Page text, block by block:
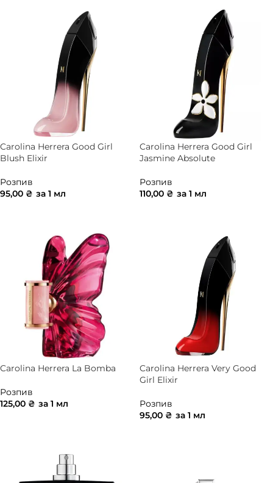
Carolina Herrera Good Girl
Blush Elixir
Розпив
95,00 ₴ за 1 мл
Carolina Herrera Good Girl
Jasmine Absolute
Розпив
110,00 ₴ за 1 мл
Carolina Herrera La Bomba
Розпив
125,00 ₴ за 1 мл
Carolina Herrera Very Good
Girl Elixir
Розпив
95,00 ₴ за 1 мл